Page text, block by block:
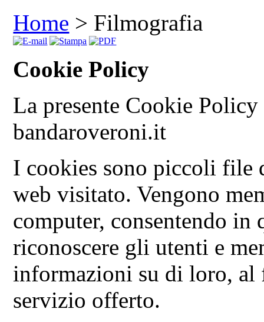
Home > Filmografia
Cookie Policy
La presente Cookie
bandaroveroni.it
I cookies sono piccoli file
web visitato. Vengono
computer, consentendo
riconoscere gli utenti e
informazioni su di loro,
servizio offerto.